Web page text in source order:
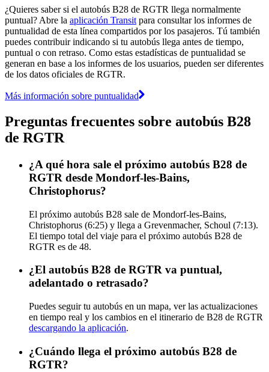
¿Quieres saber si el autobús B28 de RGTR llega normalmente
puntual? Abre la aplicación Transit para consultar los informes de
puntualidad de esta línea compartidos por los pasajeros. Tú también
puedes contribuir indicando si tu autobús llega antes de tiempo,
puntual o con retraso. Como estas estadísticas de puntualidad se
generan en base a los informes de los usuarios, pueden ser diferentes
de los datos oficiales de RGTR.
Más información sobre puntualidad
Preguntas frecuentes sobre autobús B28
de RGTR
¿A qué hora sale el próximo autobús B28 de
RGTR desde Mondorf-les-Bains,
Christophorus?
El próximo autobús B28 sale de Mondorf-les-Bains,
Christophorus (6:25) y llega a Grevenmacher, Schoul (7:13).
El tiempo total del viaje para el próximo autobús B28 de
RGTR es de 48.
¿El autobús B28 de RGTR va puntual,
adelantado o retrasado?
Puedes seguir tu autobús en un mapa, ver las actualizaciones
en tiempo real y los cambios en el itinerario de B28 de RGTR
descargando la aplicación.
¿Cuándo llega el próximo autobús B28 de
RGTR?